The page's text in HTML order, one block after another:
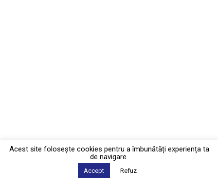
Acest site foloseşte cookies pentru a îmbunătăți experiența ta
de navigare.
Accept Refuz